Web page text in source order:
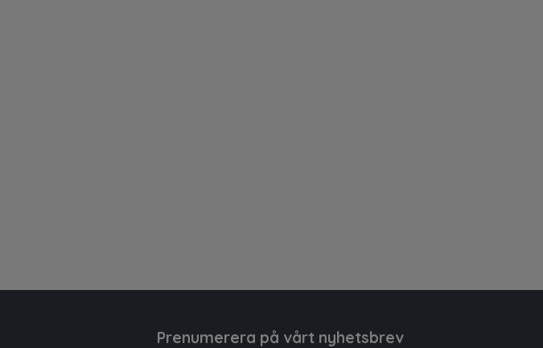
Prenumerera på vårt nyhetsbrev